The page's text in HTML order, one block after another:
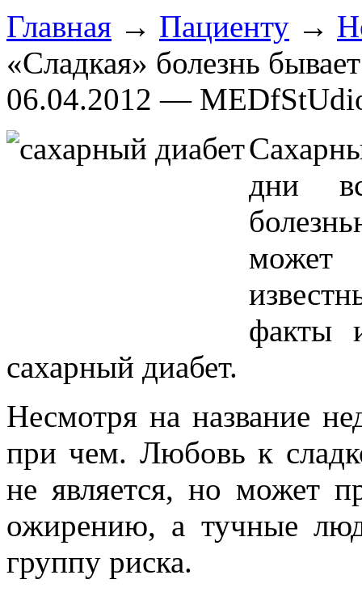
Главная → Пациенту →
«Сладкая» болезнь
06.04.2012 —
дни
может
факты
сахарный диабет.
Несмотря на название
при чем. Любовь к
не является, но может
ожирению, а тучные
группу риска.